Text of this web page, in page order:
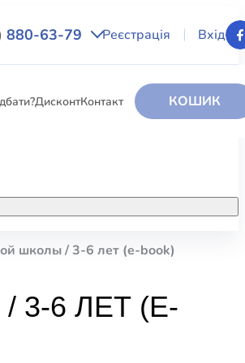
880-63-79 Реєстрація Вхід
ДисконтКонтакт КОШИК
(097) 880-6379
школы / 3-6 лет (e-book)
6 ЛЕТ (E-